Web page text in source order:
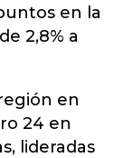
en la
2,8% a
en
24 en
lideradas